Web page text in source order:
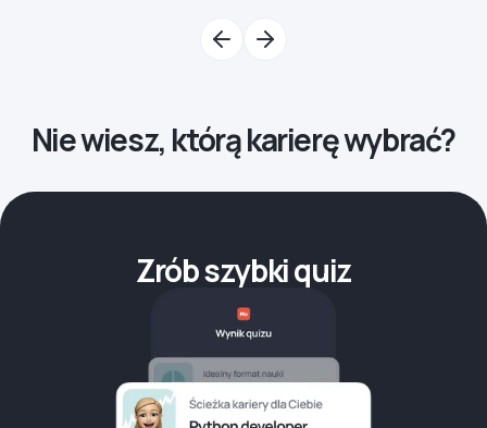
Nie wiesz, którą karierę wybrać?
Zrób szybki quiz